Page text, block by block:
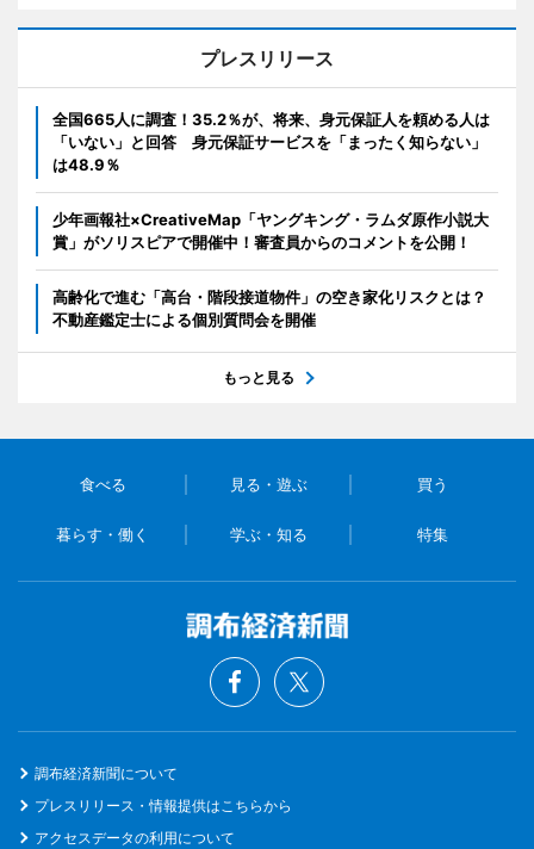
プレスリリース
全国665人に調査！35.2％が、将来、身元保証人を頼める人は
「いない」と回答 身元保証サービスを「まったく知らない」
は48.9％
少年画報社×CreativeMap「ヤングキング・ラムダ原作小説大
賞」がソリスピアで開催中！審査員からのコメントを公開！
高齢化で進む「高台・階段接道物件」の空き家化リスクとは？
不動産鑑定士による個別質問会を開催
もっと見る
食べる 見る・遊ぶ 買う
暮らす・働く 学ぶ・知る 特集
調布経済新聞について
プレスリリース・情報提供はこちらから
アクセスデータの利用について